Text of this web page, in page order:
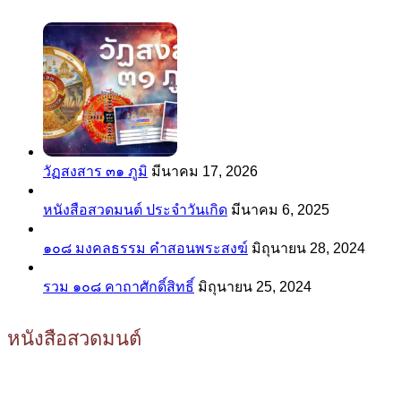
วัฏสงสาร ๓๑ ภูมิ มีนาคม 17, 2026
หนังสือสวดมนต์ ประจำวันเกิด มีนาคม 6, 2025
๑๐๘ มงคลธรรม คำสอนพระสงฆ์ มิถุนายน 28, 2024
รวม ๑๐๘ คาถาศักดิ์สิทธิ์ มิถุนายน 25, 2024
หนังสือสวดมนต์